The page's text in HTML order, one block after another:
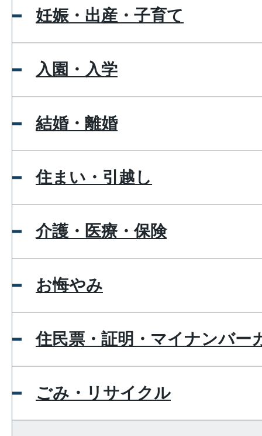
妊娠・出産・子育て
入園・入学
結婚・離婚
住まい・引越し
介護・医療・保険
お悔やみ
住民票・証明・マイナンバー
ごみ・リサイクル